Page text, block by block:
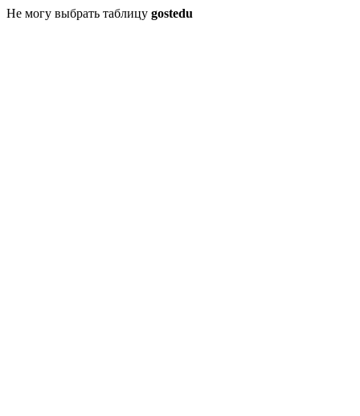
Не могу выбрать таблицу gostedu